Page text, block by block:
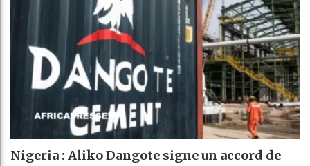
Nigeria : Aliko Dangote signe un accord de